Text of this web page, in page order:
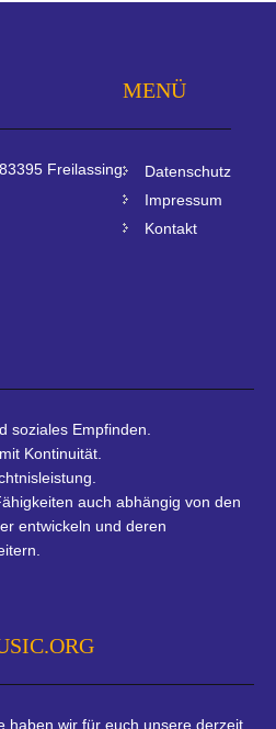
Freilassing
MENÜ
Datenschutz
Impressum
Kontakt
soziales Empfinden.
Kontinuität.
auch abhängig von den
entwickeln und deren
haben wir für euch unsere derzeit